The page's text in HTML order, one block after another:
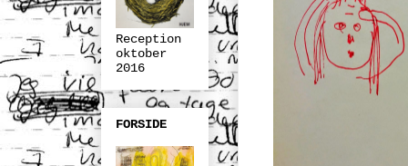
Reception
oktober
2016
FORSIDE